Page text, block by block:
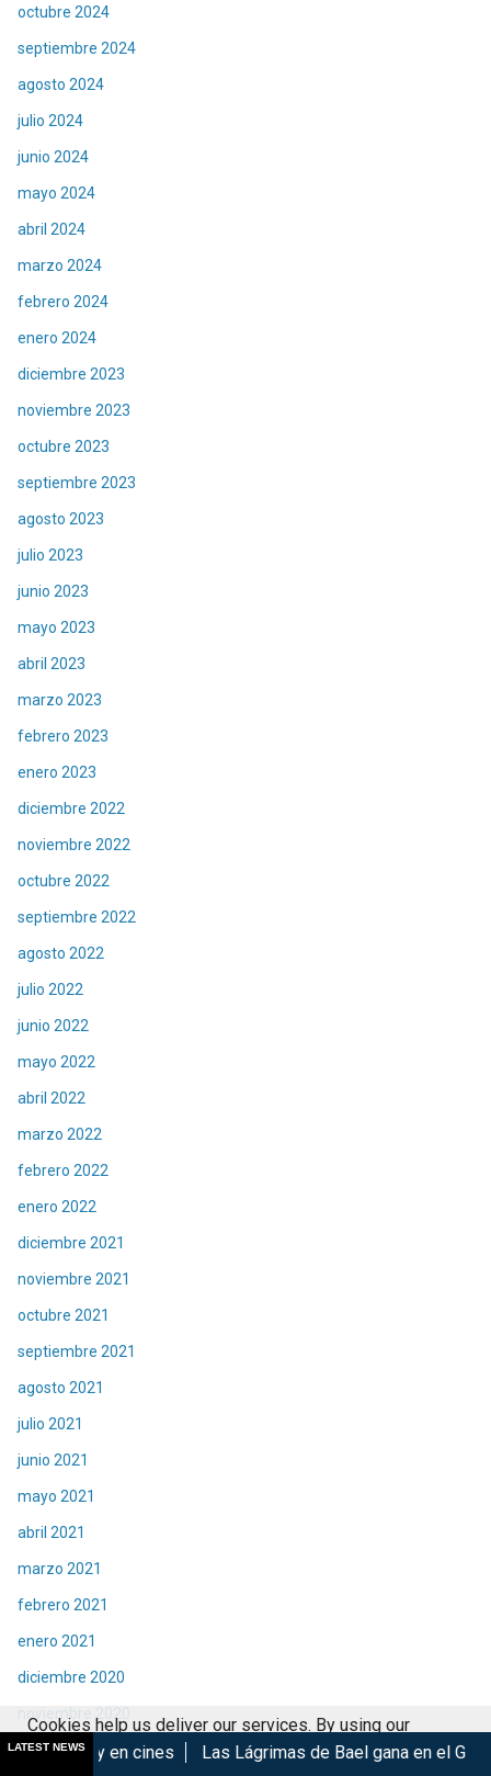
octubre 2024
septiembre 2024
agosto 2024
julio 2024
junio 2024
mayo 2024
abril 2024
marzo 2024
febrero 2024
enero 2024
diciembre 2023
noviembre 2023
octubre 2023
septiembre 2023
agosto 2023
julio 2023
junio 2023
mayo 2023
abril 2023
marzo 2023
febrero 2023
enero 2023
diciembre 2022
noviembre 2022
octubre 2022
septiembre 2022
agosto 2022
julio 2022
junio 2022
mayo 2022
abril 2022
marzo 2022
febrero 2022
enero 2022
diciembre 2021
noviembre 2021
octubre 2021
septiembre 2021
agosto 2021
julio 2021
junio 2021
mayo 2021
abril 2021
marzo 2021
febrero 2021
enero 2021
diciembre 2020
octubre 2020
LATEST NEWSLas Lágrimas de Bael gana en el GIFF 2026
Cookies help us deliver our services. By using our
services, you agree to our use of cookies.
Got it